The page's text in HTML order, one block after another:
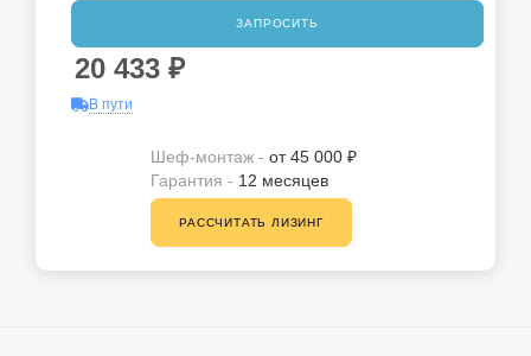
20 433 ₽
В пути
ЗАПРОСИТЬ
Шеф-монтаж - от 45 000 ₽
Гарантия - 12 месяцев
РАССЧИТАТЬ ЛИЗИНГ